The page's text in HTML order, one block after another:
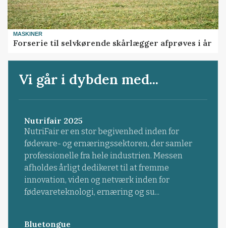
MASKINER
Forserie til selvkørende skårlægger afprøves i år
Vi går i dybden med...
Nutrifair 2025
NutriFair er en stor begivenhed inden for
fødevare- og ernæringssektoren, der samler
professionelle fra hele industrien. Messen
afholdes årligt dedikeret til at fremme
innovation, viden og netværk inden for
fødevareteknologi, ernæring og su...
Bluetongue